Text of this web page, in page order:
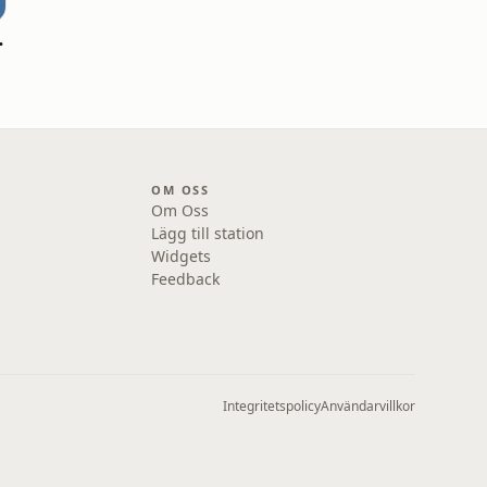
OM OSS
Om Oss
Lägg till station
Widgets
Feedback
IntegritetspolicyAnvändarvillkor